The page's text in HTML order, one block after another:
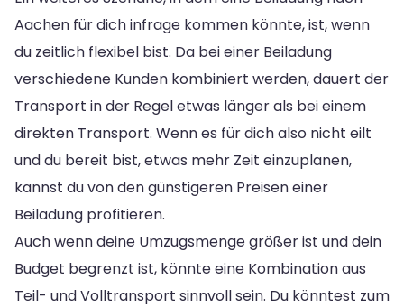
Aachen für dich infrage kommen könnte, ist, wenn
du zeitlich flexibel bist. Da bei einer Beiladung
verschiedene Kunden kombiniert werden, dauert der
Transport in der Regel etwas länger als bei einem
direkten Transport. Wenn es für dich also nicht eilt
und du bereit bist, etwas mehr Zeit einzuplanen,
kannst du von den günstigeren Preisen einer
Beiladung profitieren.
Auch wenn deine Umzugsmenge größer ist und dein
Budget begrenzt ist, könnte eine Kombination aus
Teil- und Volltransport sinnvoll sein. Du könntest zum